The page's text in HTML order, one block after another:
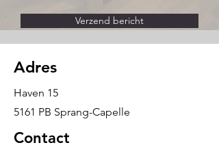
Verzend bericht
Adres
Haven 15
5161 PB Sprang-Capelle
Contact